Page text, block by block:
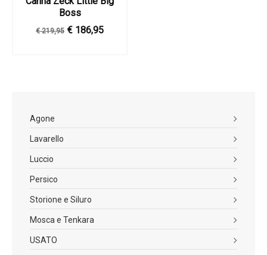
Boss
€ 219,95 € 186,95
Agone
Lavarello
Luccio
Persico
Storione e Siluro
Mosca e Tenkara
USATO